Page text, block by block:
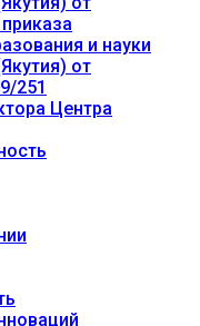
и науки
от
251
Центра